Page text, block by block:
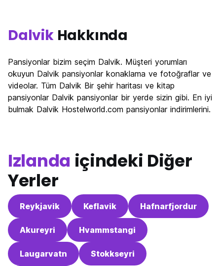
DalvikHakkında
Pansiyonlar bizim seçim Dalvik. Müşteri yorumları
okuyun Dalvik pansiyonlar konaklama ve fotoğraflar ve
videolar. Tüm Dalvik Bir şehir haritası ve kitap
pansiyonlar Dalvik pansiyonlar bir yerde sizin gibi. En iyi
bulmak Dalvik Hostelworld.com pansiyonlar indirimlerini.
Izlanda içindeki Diğer
Yerler
Reykjavik Keflavik Hafnarfjordur
Akureyri Hvammstangi
Laugarvatn Stokkseyri